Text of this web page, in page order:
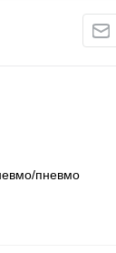
пневмо